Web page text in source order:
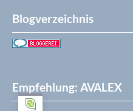
Blogverzeichnis
Empfehlung: AVALEX